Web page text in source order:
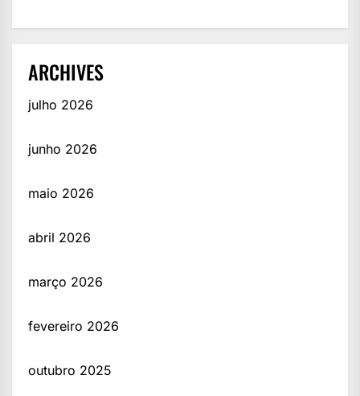
ARCHIVES
julho 2026
junho 2026
maio 2026
abril 2026
março 2026
fevereiro 2026
outubro 2025